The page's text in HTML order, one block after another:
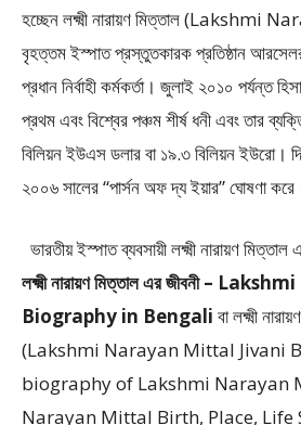
হচ্ছেন লক্ষ্মী নারায়ণ মিত্তাল (Lakshmi
বৃহত্তম ইস্পাত প্রস্তুতকারক প্রতিষ্ঠান
প্রধান নির্বাহী কর্মকর্তা। জুলাই ২০১০ পর্যন্ত
প্রথম এবং বিশ্বের পঞ্চম শীর্ষ ধনী এবং তার
বিলিয়ন ইউএস ডলার বা ১৯.৩ বিলিয়ন ইউরো। দি
২০০৬ সালের “পার্সন অফ দ্য ইয়ার” ঘোষণা
ভারতীয় ইস্পাত ব্যবসায়ী লক্ষ্মী নারায়ণ
লক্ষ্মী নারায়ণ মিত্তাল এর জীবনী –
Biography in Bengali বা লক্ষ্মী
(Lakshmi Narayan Mittal Jivani
biography of Lakshmi Narayan
Narayan Mittal Birth, Place, Life